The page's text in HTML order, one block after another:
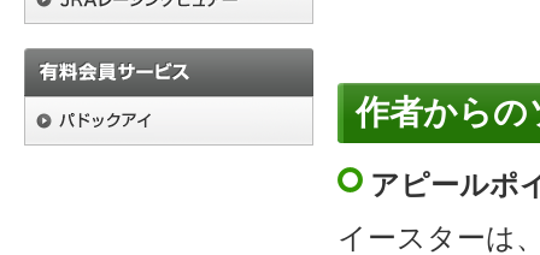
作者からの
アピールポ
イースターは